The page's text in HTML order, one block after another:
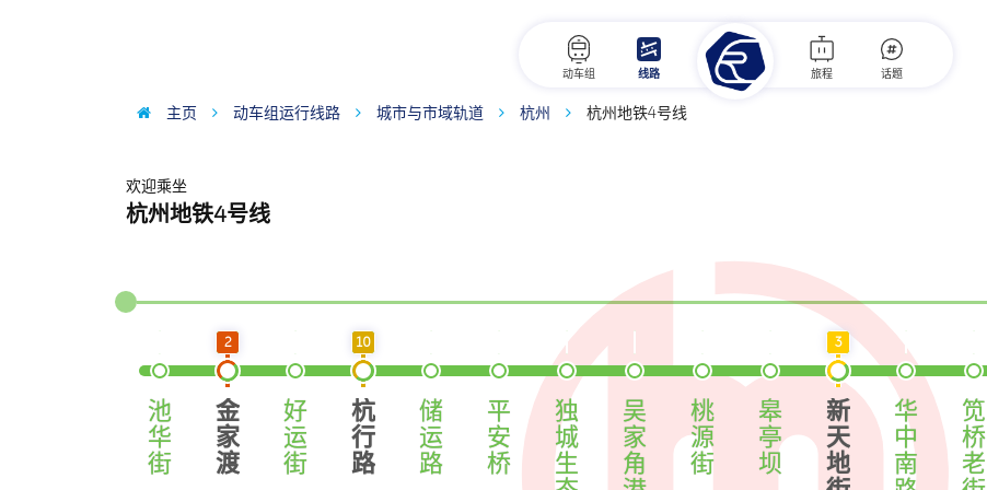
动车组 线路 旅程 话题
主页 动车组运行线路 城市与市域轨道 杭州 杭州地铁4号线
欢迎乘坐
杭州地铁4号线
池
华
街
2
金
家
渡
好
运
街
10
杭
行
路
储
运
路
平
安
桥
独
城
生
吴
家
角
桃
源
街
皋
亭
坝
3
新
天
地
华
中
南
笕
桥
老